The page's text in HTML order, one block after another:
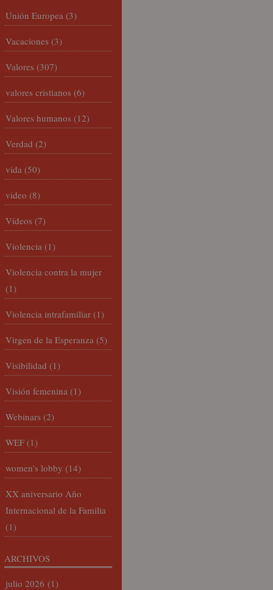
Unión Europea (3)
Vacaciones (3)
Valores (307)
valores cristianos (6)
Valores humanos (12)
Verdad (2)
vida (50)
video (8)
Vídeos (7)
Violencia (1)
Violencia contra la mujer
(1)
Violencia intrafamiliar (1)
Virgen de la Esperanza (5)
Visibilidad (1)
Visión femenina (1)
Webinars (2)
WEF (1)
women's lobby (14)
XX aniversario Año
Internacional de la Familia
(1)
ARCHIVOS
julio 2026 (1)